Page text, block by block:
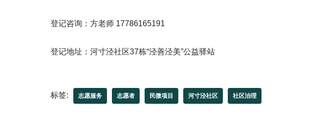
登记咨询：方老师 17786165191
登记地址：河寸泾社区37栋“泾善泾美”公益驿站
标签: 志愿服务 志愿者 民微项目 河寸泾社区 社区治理